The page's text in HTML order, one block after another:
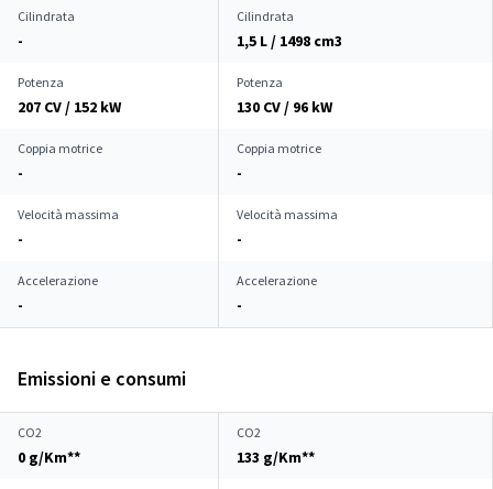
Cilindrata
-
Cilindrata
1,5 L / 1498 cm3
Potenza
207 CV / 152 kW
Potenza
130 CV / 96 kW
Coppia motrice
-
Coppia motrice
-
Velocità massima
-
Velocità massima
-
Accelerazione
-
Accelerazione
-
Emissioni e consumi
CO2
0 g/Km**
CO2
133 g/Km**